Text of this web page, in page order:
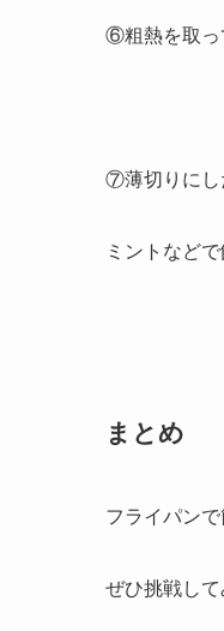
⑥粗熱を取っ
⑦薄切りにし
ミントなど
まとめ
フライパン
ぜひ挑戦して